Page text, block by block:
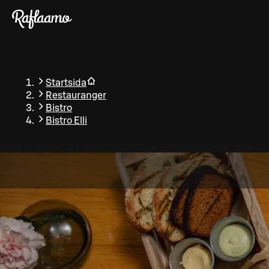
Gå till huvudinnehållet
Startsida
Restauranger
Bistro
Bistro Elli